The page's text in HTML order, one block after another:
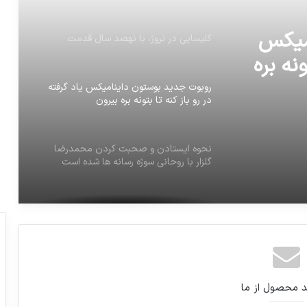
بره
کلیسایی در نروژ، با نهصد سال قدمت
روبوت جدید بوستون داینامیکس یاد گرفته
در رو باز کنه تا بتونه بره بیرون
نحوه ایستادن و صحبت کردن محمدرضا
گلزار با روحانی سوژه رسانه ها شده است
محصول از ما